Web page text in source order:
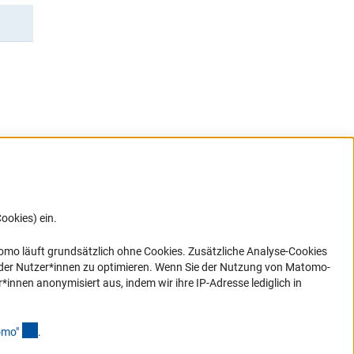
ein.
Link)
läuft grundsätzlich ohne Cookies. Zusätzliche Analyse-Cookies
Nutzer*innen zu optimieren. Wenn Sie der Nutzung von Matomo-
anonymisiert aus, indem wir ihre IP-Adresse lediglich in
" .